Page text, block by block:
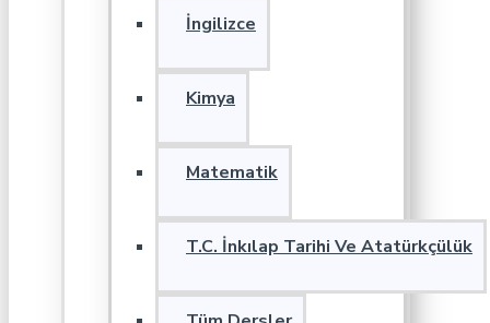
İngilizce
Kimya
Matematik
T.C. İnkılap Tarihi Ve Atatürkçülük